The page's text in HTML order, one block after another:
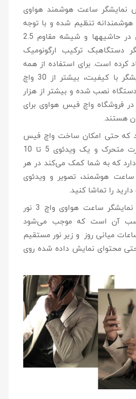
ساعت هوشمند هواوی
و هوشمندانه تنظیم شده و با توجه
به ساختار منحنی در حاشیه‎ها و شیشه مقاوم 2.5
دستگاهبک ترکیب ارگونومیک
کرده است. برای استفاده از همه
پتانسیل این نمایشگر با کیفیت، بیشتر از 30 واچ
نصب شده و بیشتر از هزار
فروشگاه واچ فیس هواوی برای
هستند.
که حتی امکان ساخت واچ فیس
اختصاصی به صورت متحرک و یک ویدئوی 5 تا 10
دارد که به شما کمک می‌کند در هر
ساعت هوشمند، تصویر و ویدئوی
را تماشا کنید.
ویژگی خوب دیگر نمایشگر ساعت هواوی واچ 3 نور
آن است که موجب می‌شود
میانی روز و زیر نور مستقیم
محتوای نمایش داده شده روی